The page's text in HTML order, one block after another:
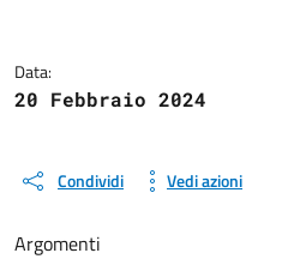
Data:
20 Febbraio 2024
Condividi Vedi azioni
Argomenti